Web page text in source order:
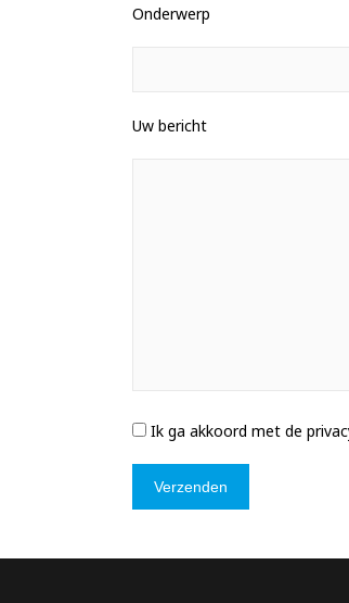
Onderwerp
Uw bericht
Ik ga akkoord met de